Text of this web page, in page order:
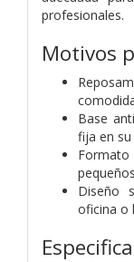
profesionales.
Motivos
Base
fija en
pequeños
Diseño
oficina o